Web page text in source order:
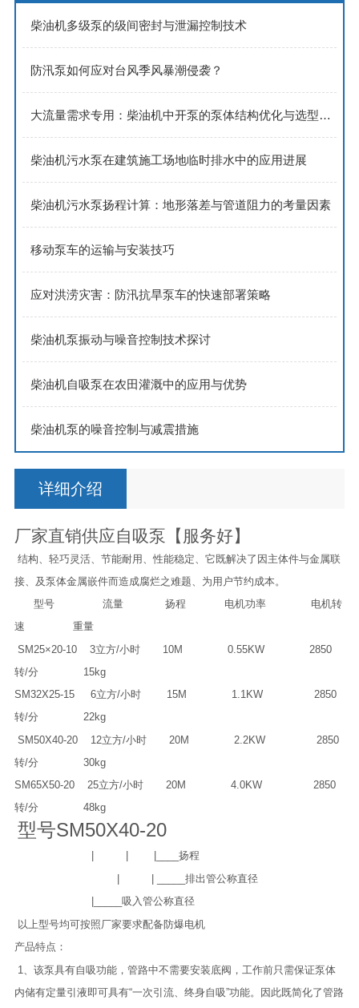
​​柴油机多级泵的级间密封与泄漏控制技术​
防汛泵如何应对台风季风暴潮侵袭？
大流量需求专用：柴油机中开泵的泵体结构优化与选型策略
柴油机污水泵在建筑施工场地临时排水中的应用进展
柴油机污水泵扬程计算：地形落差与管道阻力的考量因素
移动泵车的运输与安装技巧
应对洪涝灾害：防汛抗旱泵车的快速部署策略
柴油机泵振动与噪音控制技术探讨
柴油机自吸泵在农田灌溉中的应用与优势
柴油机泵的噪音控制与减震措施
详细介绍
厂家直销供应自吸泵【服务好】
结构、轻巧灵活、节能耐用、性能稳定、它既解决了因主体件与金属联
接、及泵体金属嵌件而造成腐烂之难题、为用户节约成本。
型号 流量 扬程 电机功率 电机转
速 重量
SM25×20-10 3立方/小时 10M 0.55KW 2850
转/分 15kg
SM32X25-15 6立方/小时 15M 1.1KW 2850
转/分 22kg
SM50X40-20 12立方/小时 20M 2.2KW 2850
转/分 30kg
SM65X50-20 25立方/小时 20M 4.0KW 2850
转/分 48kg
型号SM50X40-20
| | |____扬程
| | _____排出管公称直径
|_____吸入管公称直径
以上型号均可按照厂家要求配备防爆电机
产品特点：
1、该泵具有自吸功能，管路中不需要安装底阀，工作前只需保证泵体
内储有定量引液即可具有“一次引流、终身自吸”功能。因此既简化了管路